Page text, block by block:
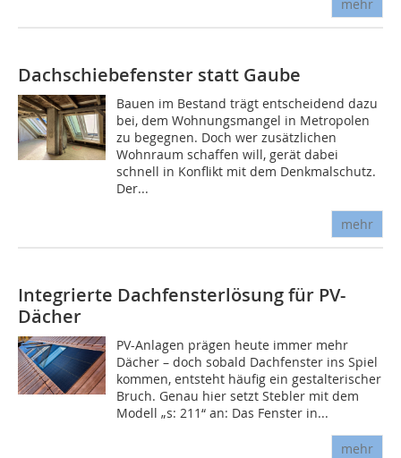
mehr
Dachschiebefenster statt Gaube
Bauen im Bestand trägt entscheidend dazu
bei, dem Wohnungsmangel in Metropolen
zu begegnen. Doch wer zusätzlichen
Wohnraum schaffen will, gerät dabei
schnell in Konflikt mit dem Denkmalschutz.
Der...
mehr
Integrierte Dachfensterlösung für PV-
Dächer
PV-Anlagen prägen heute immer mehr
Dächer – doch sobald Dachfenster ins Spiel
kommen, entsteht häufig ein gestalterischer
Bruch. Genau hier setzt Stebler mit dem
Modell „s: 211“ an: Das Fenster in...
mehr